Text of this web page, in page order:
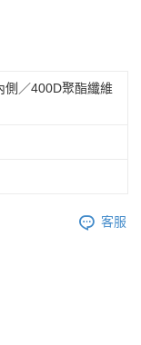
側／400D聚酯纖維
客服